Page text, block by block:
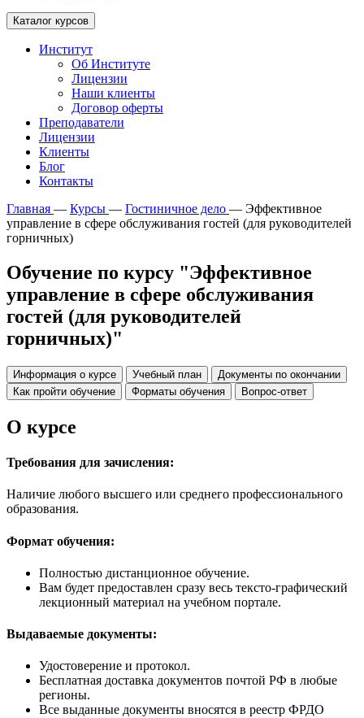
Каталог курсов
Институт
Об Институте
Лицензии
Наши клиенты
Договор оферты
Преподаватели
Лицензии
Клиенты
Блог
Контакты
Главная — Курсы — Гостиничное дело — Эффективное
управление в сфере обслуживания гостей (для руководителей
горничных)
Обучение по курсу "Эффективное
управление в сфере обслуживания
гостей (для руководителей
горничных)"
Информация о курсе Учебный план
Документы по окончании
Как пройти обучение
Форматы обучения Вопрос-ответ
О курсе
Требования для зачисления:
Наличие любого высшего или среднего профессионального
образования.
Формат обучения:
Полностью дистанционное обучение.
Вам будет предоставлен сразу весь тексто-графический
лекционный материал на учебном портале.
Выдаваемые документы:
Удостоверение и протокол.
Бесплатная доставка документов почтой РФ в любые
регионы.
Все выданные документы вносятся в реестр ФРДО